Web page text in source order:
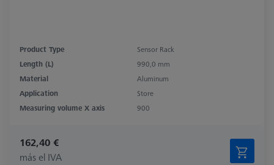
Product Type
Sensor Rack
Length (L)
990,0 mm
Material
Aluminum
Application
Store
Measuring volume X axis
900
162,40 €
más el IVA